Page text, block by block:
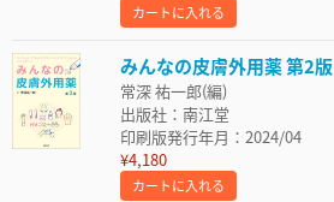
カートに入れる
みんなの皮膚外用薬 第2版
常深 祐一郎(編)
出版社：南江堂
印刷版発行年月：2024/04
¥4,180
カートに入れる